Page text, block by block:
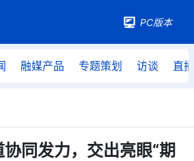
PC版本
融媒产品 专题策划 访谈 直播
同发力，交出亮眼“期